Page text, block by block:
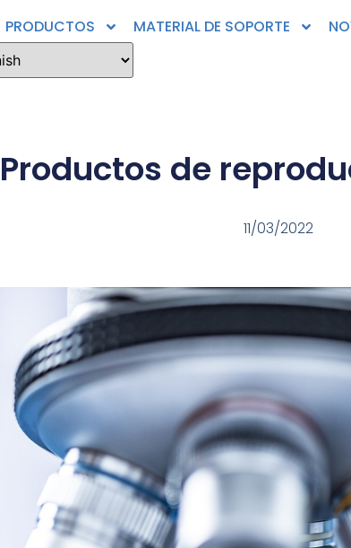
PRODUCTOS MATERIAL DE SOPORTE
Productos de
11/03/2022